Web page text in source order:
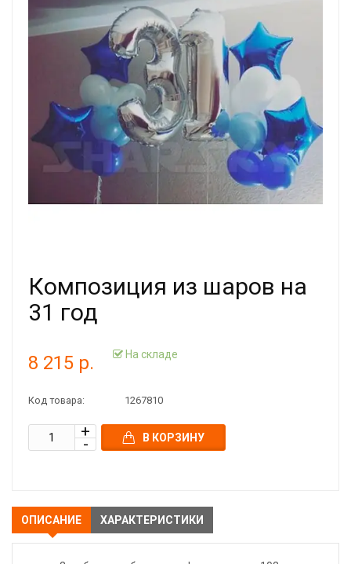
Композиция из шаров на
31 год
8 215 р. На складе
Код товара: 1267810
В КОРЗИНУ
ОПИСАНИЕ ХАРАКТЕРИСТИКИ